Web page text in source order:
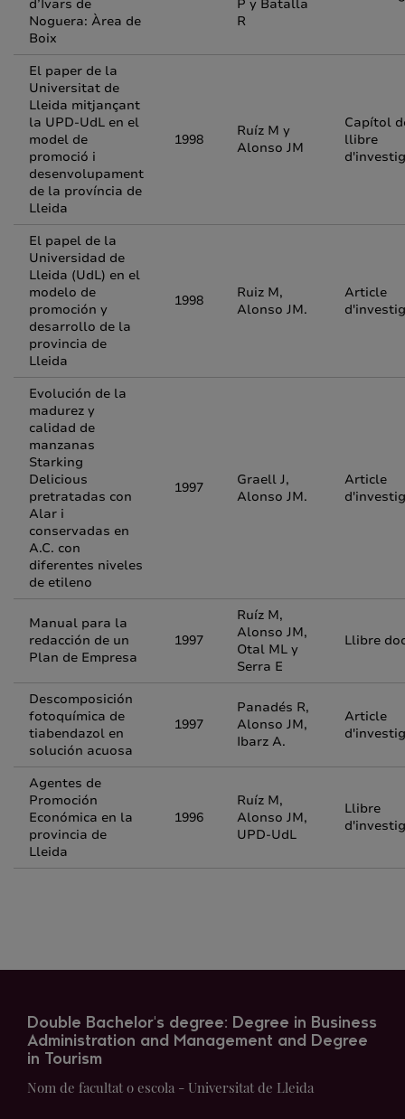
d’Ivars de
Noguera: Àrea de
Boix
P y Batalla
R
El paper de la
Universitat de
Lleida mitjançant
la UPD-UdL en el
model de
promoció i
desenvolupament
de la província de
Lleida
1998
Ruíz M y
Alonso JM
Capítol
llibre
El papel de la
Universidad de
Lleida (UdL) en el
modelo de
promoción y
desarrollo de la
provincia de
Lleida
1998
Ruiz M,
Alonso JM.
Article
Evolución de la
madurez y
calidad de
manzanas
Starking
Delicious
pretratadas con
Alar i
conservadas en
A.C. con
diferentes niveles
de etileno
1997
Graell J,
Alonso JM.
Article
Manual para la
redacción de un
Plan de Empresa
1997
Ruíz M,
Alonso JM,
Otal ML y
Serra E
Llibre
Descomposición
fotoquímica de
tiabendazol en
solución acuosa
1997
Panadés R,
Alonso JM,
Ibarz A.
Article
Agentes de
Promoción
Económica en la
provincia de
Lleida
1996
Ruíz M,
Alonso JM,
UPD-UdL
Llibre
Double Bachelor's degree: Degree in Business
Administration and Management and Degree
in Tourism
Nom de facultat o escola - Universitat de Lleida